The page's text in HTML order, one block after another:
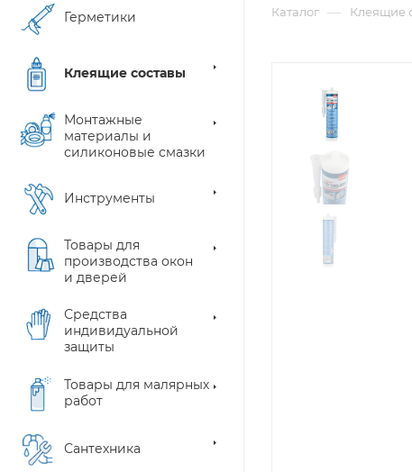
Герметики
Клеящие составы
Монтажные
материалы и
силиконовые смазки
Инструменты
Товары для
производства окон
и дверей
Средства
индивидуальной
защиты
Товары для малярных
работ
Сантехника
Каталог — Клеящие